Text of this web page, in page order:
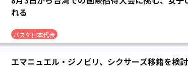
れる
バスケ日本代表
エマニュエル・ジノビリ、シクサーズ移籍を検